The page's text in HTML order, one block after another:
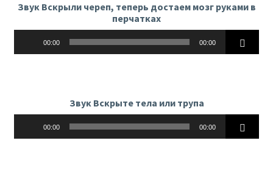
Звук Вскрыли череп, теперь достаем мозг руками в
перчатках
00:00 00:00
Звук Вскрыте тела или трупа
00:00 00:00